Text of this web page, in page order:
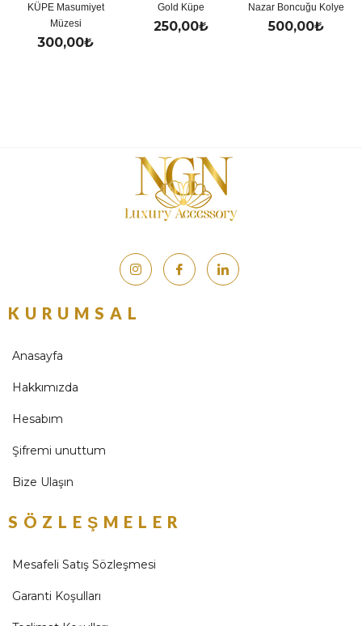
Masumiyet
300,00₺
Gold Küpe
250,00₺
Nazar Boncuğu Kolye
500,00₺
KURUMSAL
Anasayfa
Hakkımızda
Hesabım
Şifremi unuttum
Bize Ulaşın
SÖZLEŞMELER
Mesafeli Satış Sözleşmesi
Garanti Koşulları